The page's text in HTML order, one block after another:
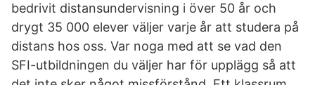
bedrivit distansundervisning i över 50 år och
drygt 35 000 elever väljer varje år att studera på
distans hos oss. Var noga med att se vad den
SFI-utbildningen du väljer har för upplägg så att